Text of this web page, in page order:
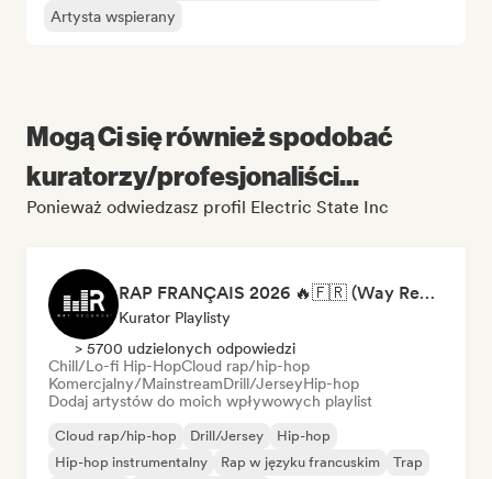
Artysta wspierany
Mogą Ci się również spodobać
kuratorzy/profesjonaliści...
Ponieważ odwiedzasz profil Electric State Inc
RAP FRANÇAIS 2026 🔥🇫🇷 (Way Records)
Kurator Playlisty
> 5700 udzielonych odpowiedzi
Chill/Lo-fi Hip-HopCloud rap/hip-hop
Komercjalny/MainstreamDrill/JerseyHip-hop
Dodaj artystów do moich wpływowych playlist
Cloud rap/hip-hop Drill/Jersey
Hip-hop
Hip-hop instrumentalny
Rap w języku francuskim
Trap